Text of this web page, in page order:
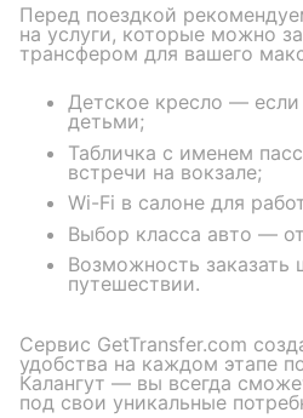
Перед поездкой
на услуги, которые можно
трансфером для вашего
Детское кресло — если
детьми;
Табличка с именем
встречи на вокзале;
Wi-Fi в салоне для
Выбор класса авто —
Возможность заказать
путешествии.
Сервис GetTransfer.com
удобства на каждом этапе
Калангут — вы всегда
под свои уникальные